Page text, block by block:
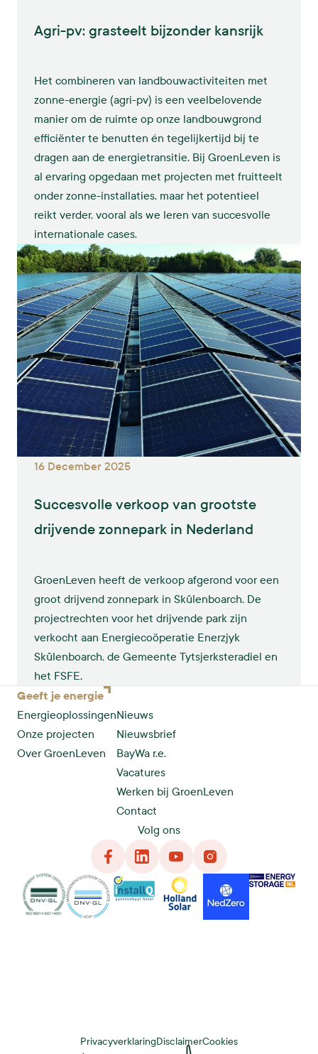
Agri-pv: grasteelt bijzonder kansrijk
Het combineren van landbouwactiviteiten met
zonne-energie (agri-pv) is een veelbelovende
manier om de ruimte op onze landbouwgrond
efficiënter te benutten én tegelijkertijd bij te
dragen aan de energietransitie. Bij GroenLeven is
al ervaring opgedaan met projecten met fruitteelt
onder zonne-installaties, maar het potentieel
reikt verder, vooral als we leren van succesvolle
internationale cases.
16 December 2025
Succesvolle verkoop van grootste
drijvende zonnepark in Nederland
GroenLeven heeft de verkoop afgerond voor een
groot drijvend zonnepark in Skûlenboarch. De
projectrechten voor het drijvende park zijn
verkocht aan Energiecoöperatie Enerzjyk
Skûlenboarch, de Gemeente Tytsjerksteradiel en
het FSFE.
Geeft je energie
Energieoplossingen
Onze projecten
Over GroenLeven
Nieuws
Nieuwsbrief
BayWa r.e.
Vacatures
Werken bij GroenLeven
Contact
Volg ons
FacebookLinkedInYouTubeInstagram
DNG
VCA InstallQ Holland SolarNedZero Energy
PrivacyverklaringDisclaimerCookies